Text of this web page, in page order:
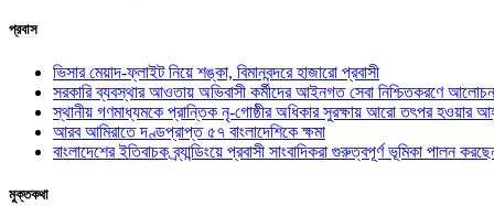
প্রবাস
ভিসার মেয়াদ-ফ্লাইট নিয়ে শঙ্কা, বিমানবন্দরে হাজারো প্রবাসী
সরকারি ব্যবস্থার আওতায় অভিবাসী কর্মীদের আইনগত সেবা নিশ্চিতকরণে
স্থানীয় গণমাধ্যমকে প্রান্তিক নৃ-গোষ্ঠীর অধিকার সুরক্ষায় আরো তৎপর হওয়ার
আরব আমিরাতে দণ্ডপ্রাপ্ত ৫৭ বাংলাদেশিকে ক্ষমা
বাংলাদেশের ইতিবাচক ব্র্যান্ডিংয়ে প্রবাসী সাংবাদিকরা গুরুত্বপূর্ণ ভূমিকা পালন
মুক্তকথা